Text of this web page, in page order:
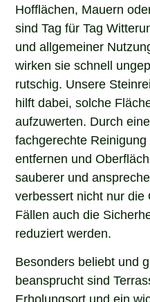
Hofflächen, Mauern
sind Tag für Tag
und allgemeiner
wirken sie schnell
rutschig. Unsere
hilft dabei, solche
aufzuwerten. Durch
fachgerechte
entfernen und
sauberer und
verbessert nicht nur die
Fällen auch die
reduziert werden.
Besonders beliebt und
beansprucht sind
Erholungsort und ein